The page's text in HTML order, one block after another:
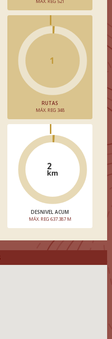
1
RUTAS
MÁX. REG 348
2
km
DESNIVEL ACUM
MÁX. REG 637.387 M